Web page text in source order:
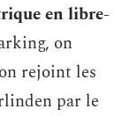
en libre-
on
rejoint les
par le